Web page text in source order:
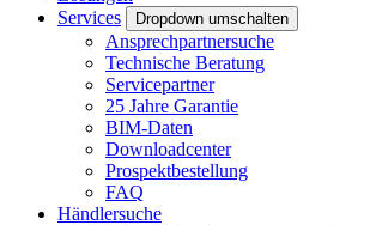
Services
Dropdown umschalten
Ansprechpartnersuche
Technische Beratung
Servicepartner
25 Jahre Garantie
BIM-Daten
Downloadcenter
Prospektbestellung
FAQ
Händlersuche